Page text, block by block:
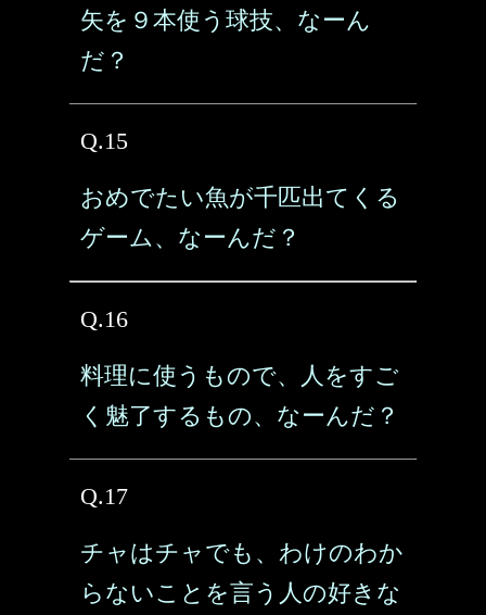
矢を９本使う球技、なーん
だ？
Q.15
おめでたい魚が千匹出てくる
ゲーム、なーんだ？
Q.16
料理に使うもので、人をすご
く魅了するもの、なーんだ？
Q.17
チャはチャでも、わけのわか
らないことを言う人の好きな